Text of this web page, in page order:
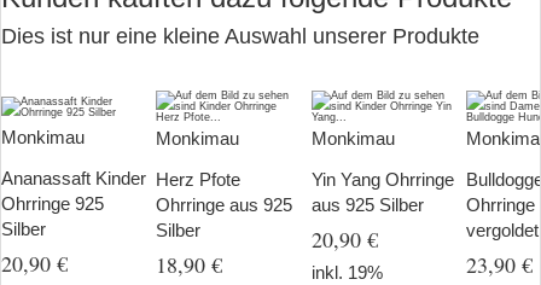
Dies ist nur eine kleine Auswahl unserer Produkte
Monkimau
Ananassaft Kinder
Ohrringe 925
Silber
20,90 €
Monkimau
Herz Pfote
Ohrringe aus 925
Silber
18,90 €
Monkimau
Yin Yang Ohrringe
aus 925 Silber
20,90 €
inkl. 19%
Ohrringe
vergoldet
23,90 €